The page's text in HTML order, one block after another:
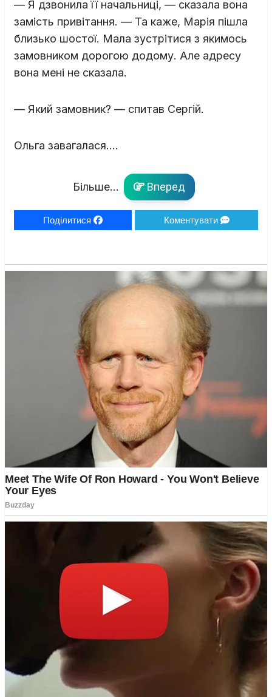
— Я дзвонила її начальниці, — сказала вона
замість привітання. — Та каже, Марія пішла
близько шостої. Мала зустрітися з якимось
замовником дорогою додому. Але адресу
вона мені не сказала.
— Який замовник? — спитав Сергій.
Ольга завагалася….
Більше... Вперед
Поділитися Коментувати